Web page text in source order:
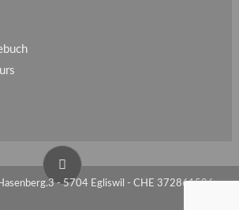
- 5704 Egliswil - CHE 372861586